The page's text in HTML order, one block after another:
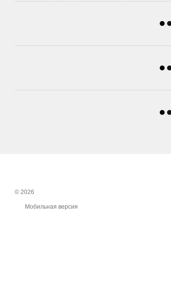
© 2026
Мобильная версия